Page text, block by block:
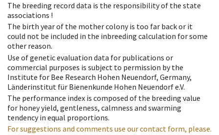
The breeding record data is the responsibility of the state
associations !
The birth year of the mother colony is too far back or it
could not be included in the inbreeding calculation for some
other reason.
Use of genetic evaluation data for publications or
commercial purposes is subject to permission by the
Institute for Bee Research Hohen Neuendorf, Germany,
Länderinstitut für Bienenkunde Hohen Neuendorf e.V.
The performance index is composed of the breeding value
for honey yield, gentleness, calmness and swarming
tendency in equal proportions.
For suggestions and comments use our contact form, please.